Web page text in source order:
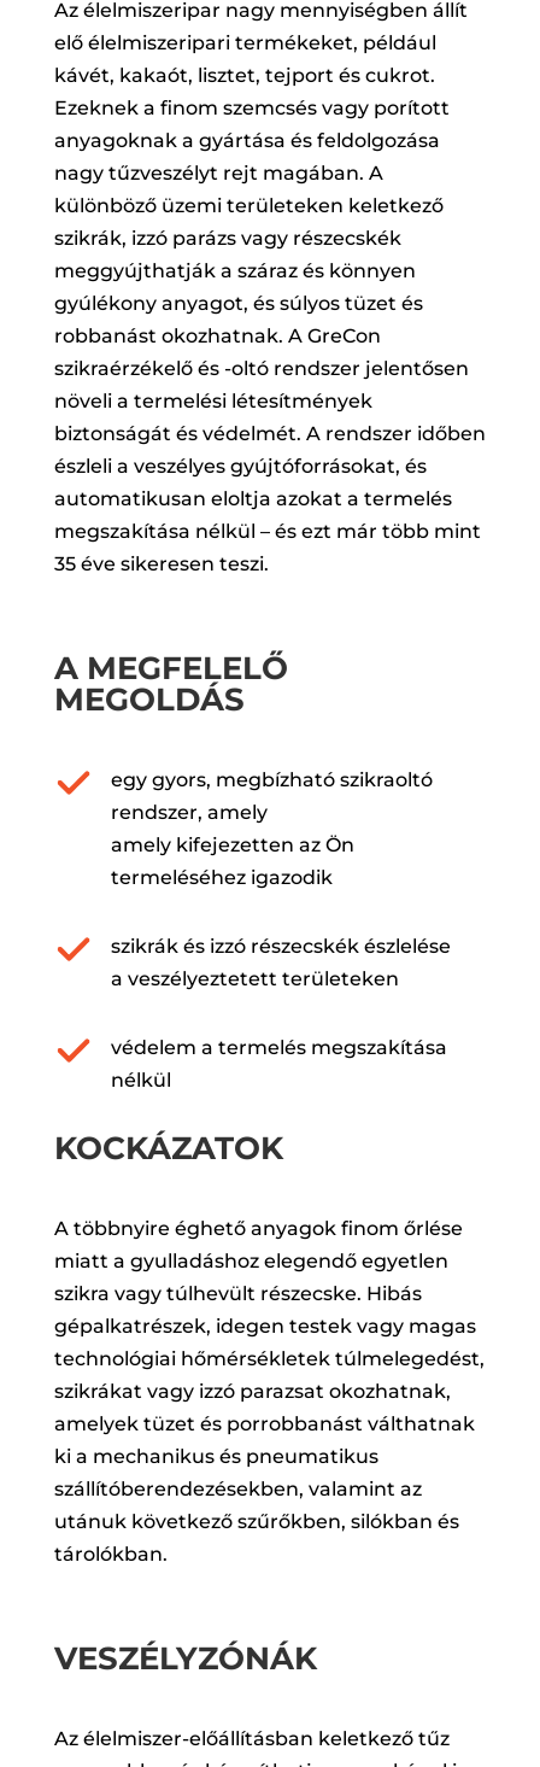
Az élelmiszeripar nagy mennyiségben állít
elő élelmiszeripari termékeket, például
kávét, kakaót, lisztet, tejport és cukrot.
Ezeknek a finom szemcsés vagy porított
anyagoknak a gyártása és feldolgozása
nagy tűzveszélyt rejt magában. A
különböző üzemi területeken keletkező
szikrák, izzó parázs vagy részecskék
meggyújthatják a száraz és könnyen
gyúlékony anyagot, és súlyos tüzet és
robbanást okozhatnak. A GreCon
szikraérzékelő és -oltó rendszer jelentősen
növeli a termelési létesítmények
biztonságát és védelmét. A rendszer időben
észleli a veszélyes gyújtóforrásokat, és
automatikusan eloltja azokat a termelés
megszakítása nélkül – és ezt már több mint
35 éve sikeresen teszi.
A MEGFELELŐ
MEGOLDÁS
egy gyors, megbízható szikraoltó
rendszer, amely
amely kifejezetten az Ön
termeléséhez igazodik
szikrák és izzó részecskék észlelése
a veszélyeztetett területeken
védelem a termelés megszakítása
nélkül
KOCKÁZATOK
A többnyire éghető anyagok finom őrlése
miatt a gyulladáshoz elegendő egyetlen
szikra vagy túlhevült részecske. Hibás
gépalkatrészek, idegen testek vagy magas
technológiai hőmérsékletek túlmelegedést,
szikrákat vagy izzó parazsat okozhatnak,
amelyek tüzet és porrobbanást válthatnak
ki a mechanikus és pneumatikus
szállítóberendezésekben, valamint az
utánuk következő szűrőkben, silókban és
tárolókban.
VESZÉLYZÓNÁK
Az élelmiszer-előállításban keletkező tűz